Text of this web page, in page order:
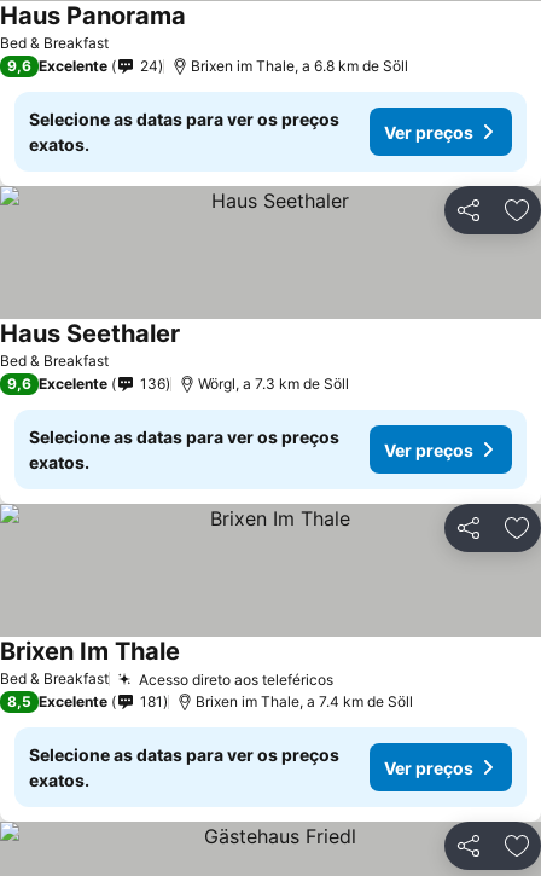
Bed & Breakfast
Haus Panorama
9,6 Excelente 24 Brixen im Thale, a 6.8 km de Söll
Selecione as datas para ver os preços
exatos.
Ver preços
Partilhar
Bed & Breakfast
Haus Seethaler
9,6 Excelente 136 Wörgl, a 7.3 km de Söll
Selecione as datas para ver os preços
exatos.
Ver preços
Partilhar
Bed & Breakfast Acesso direto aos teleféricosVer preços
Brixen Im Thale
8,5 Excelente 181 Brixen im Thale, a 7.4 km de Söll
Selecione as datas para ver os preços
exatos.
Ver preços
Partilhar